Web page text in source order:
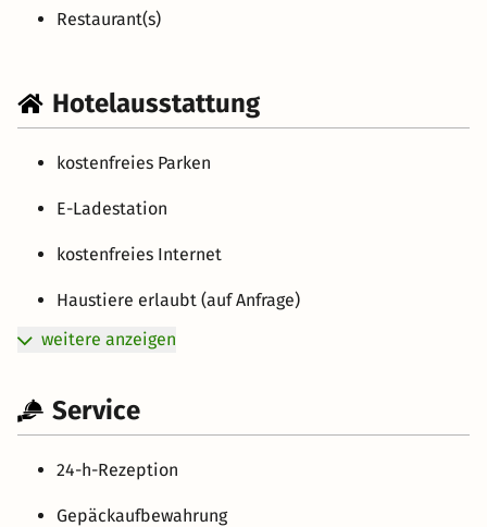
Restaurant(s)
Hotelausstattung
kostenfreies Parken
E-Ladestation
kostenfreies Internet
Haustiere erlaubt (auf Anfrage)
weitere anzeigen
Service
24-h-Rezeption
Gepäckaufbewahrung